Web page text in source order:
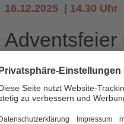
16.12.2025
14.30 Uhr
Adventsfeier
16. Dezember, 14.30
zurück